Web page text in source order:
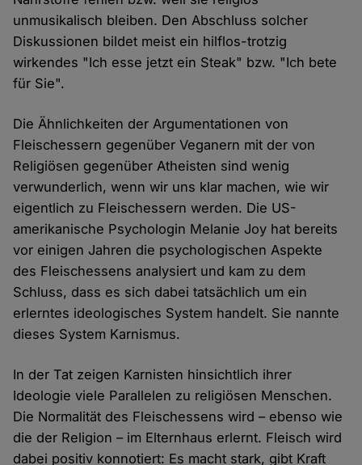
unmusikalisch bleiben. Den Abschluss solcher
Diskussionen bildet meist ein hilflos-trotzig
wirkendes "Ich esse jetzt ein Steak" bzw. "Ich bete
für Sie".
Die Ähnlichkeiten der Argumentationen von
Fleischessern gegenüber Veganern mit der von
Religiösen gegenüber Atheisten sind wenig
verwunderlich, wenn wir uns klar machen, wie wir
eigentlich zu Fleischessern werden. Die US-
amerikanische Psychologin Melanie Joy hat bereits
vor einigen Jahren die psychologischen Aspekte
des Fleischessens analysiert und kam zu dem
Schluss, dass es sich dabei tatsächlich um ein
erlerntes ideologisches System handelt. Sie nannte
dieses System Karnismus.
In der Tat zeigen Karnisten hinsichtlich ihrer
Ideologie viele Parallelen zu religiösen Menschen.
Die Normalität des Fleischessens wird – ebenso wie
die der Religion – im Elternhaus erlernt. Fleisch wird
dabei positiv konnotiert: Es macht stark, gibt Kraft